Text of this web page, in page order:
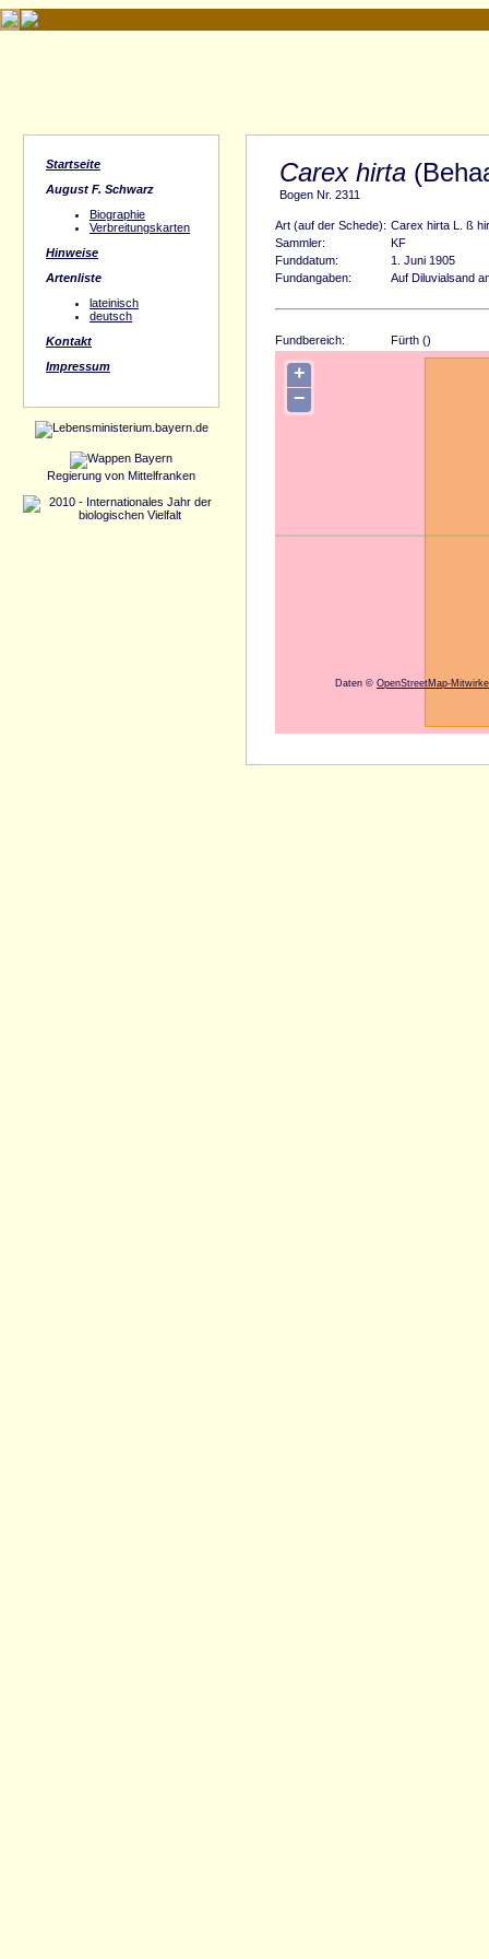
Startseite
August F. Schwarz
Biographie
Verbreitungskarten
Hinweise
Artenliste
lateinisch
deutsch
Kontakt
Impressum
Regierung von Mittelfranken
Carex hirta
Bogen Nr. 2311
Art (auf der Schede): Carex hirta L. ß
Sammler:
KF
Funddatum:
1. Juni 1905
Fundangaben:
Auf Diluvialsand
Fundbereich: Fürth ()
+
−
Daten © OpenStreetMap-